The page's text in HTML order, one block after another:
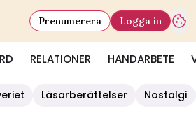
RELATIONER HANDARBETE
Prenumerera Logga in
Läsarberättelser
Nostalgi